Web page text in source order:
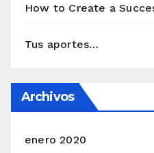
How to Create a
Tus aportes…
Archivos
enero 2020